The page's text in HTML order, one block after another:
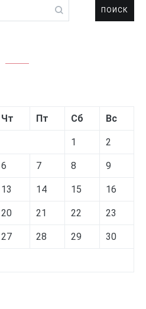
Чт Пт Сб Вс
1 2
6 7 8 9
13 14 15 16
20 21 22 23
27 28 29 30